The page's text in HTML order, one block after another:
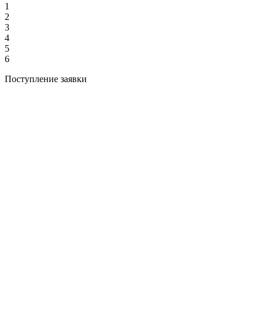
1
2
3
4
5
6
Поступление заявки